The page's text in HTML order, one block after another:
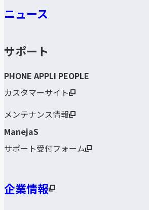
ニュース
サポート
PHONE APPLI PEOPLE
カスタマーサイト
メンテナンス情報
ManejaS
サポート受付フォーム
企業情報